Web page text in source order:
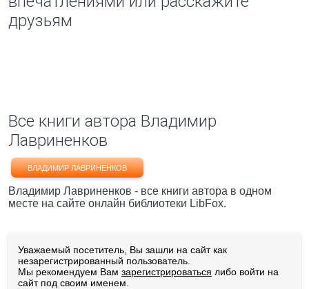
друзьям
Все книги автора Владимир
Лавриненков
ВЛАДИМИР ЛАВРИНЕНКОВ
Владимир Лавриненков - все книги автора в одном
месте на сайте онлайн библиотеки LibFox.
Уважаемый посетитель, Вы зашли на сайт как
незарегистрированный пользователь.
Мы рекомендуем Вам зарегистрироваться либо войти на
сайт под своим именем.